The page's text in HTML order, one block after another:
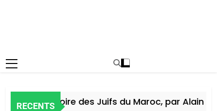
RECENTSHistoire des Juifs du Maroc, par Alain